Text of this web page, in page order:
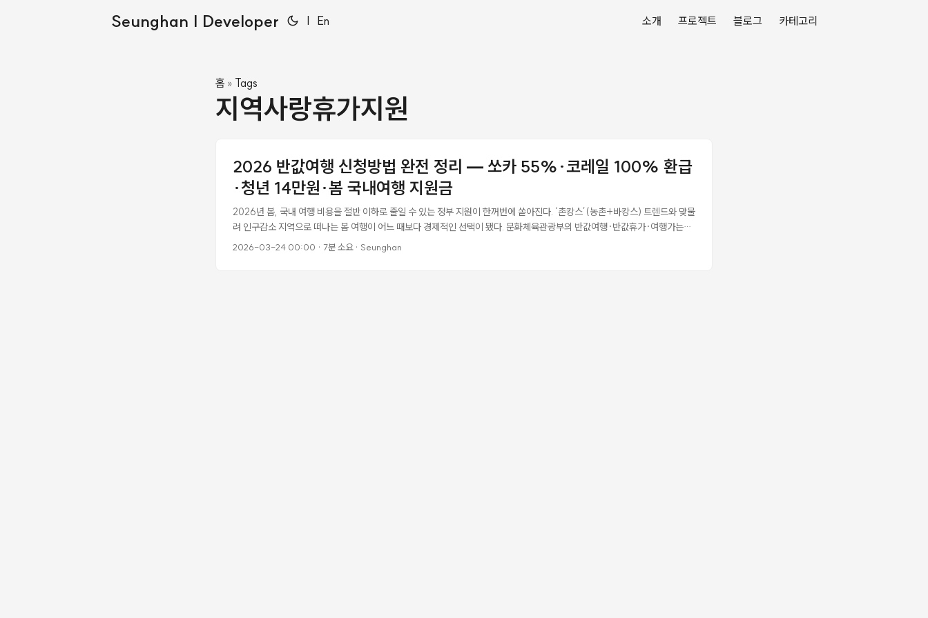
Seunghan | Developer | En 소개 프로젝트 블로그 카테고리
홈 » Tags
지역사랑휴가지원
2026 반값여행 신청방법 완전 정리 — 쏘카 55%·코레일 100% 환급
·청년 14만원·봄 국내여행 지원금
2026년 봄, 국내 여행 비용을 절반 이하로 줄일 수 있는 정부 지원이 한꺼번에 쏟아진다. ‘촌캉스’(농촌+바캉스) 트렌드와 맞물
려 인구감소 지역으로 떠나는 봄 여행이 어느 때보다 경제적인 선택이 됐다. 문화체육관광부의 반값여행·반값휴가·여행가는봄
에 행정안전부가 쏘카·코레일과 체결한 MOU 할인까지 더하면 실질 여행 비용을 크게 낮출 수 있는 조합이 만들어진다. 각 제도
2026-03-24 00:00 · 7분 소요· Seunghan